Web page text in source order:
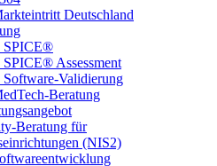
Deutschland
SPICE®
Assessment
Validierung
Beratung
Beratung für
(NIS2)